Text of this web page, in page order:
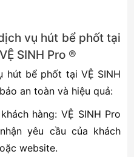
vụ hút bể phốt tại
SINH Pro ®
hút bể phốt tại VỆ SINH
an toàn và hiệu quả:
hàng: VỆ SINH Pro
yêu cầu của khách
website.